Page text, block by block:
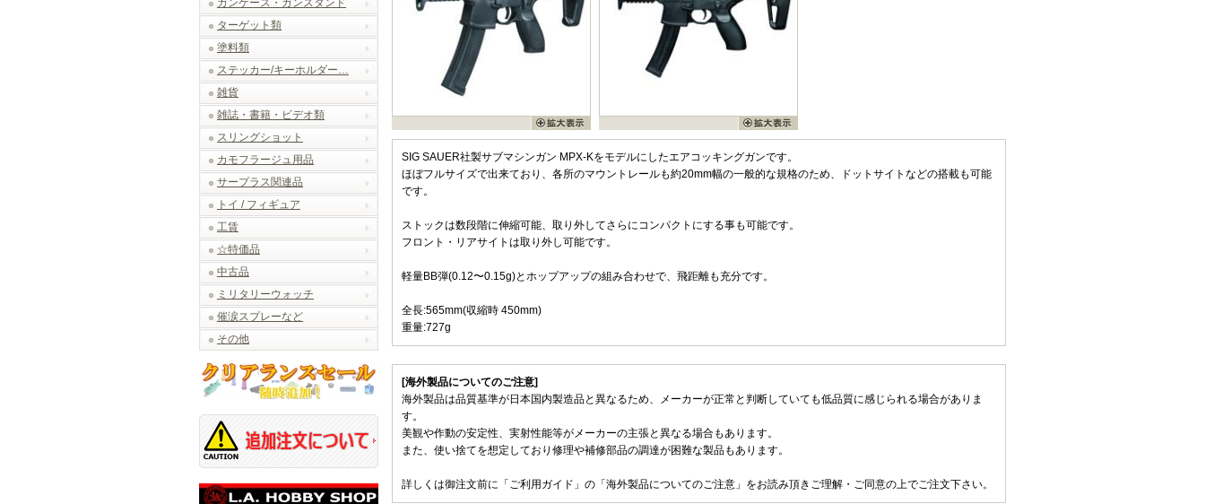
ガンケース・ガンスタンド
ターゲット類
塗料類
ステッカー/キーホルダー…
雑貨
雑誌・書籍・ビデオ類
スリングショット
カモフラージュ用品
サープラス関連品
トイ / フィギュア
工賃
☆特価品
中古品
ミリタリーウォッチ
催涙スプレーなど
その他
SIG SAUER社製サブマシンガン MPX-Kをモデルにしたエアコッキングガンです。
ほぼフルサイズで出来ており、各所のマウントレールも約20mm幅の一般的な規格のため、ドットサイトなどの搭載も可能
です。
ストックは数段階に伸縮可能、取り外してさらにコンパクトにする事も可能です。
フロント・リアサイトは取り外し可能です。
軽量BB弾(0.12〜0.15g)とホップアップの組み合わせで、飛距離も充分です。
全長:565mm(収縮時 450mm)
重量:727g
[海外製品についてのご注意]
海外製品は品質基準が日本国内製造品と異なるため、メーカーが正常と判断していても低品質に感じられる場合がありま
す。
美観や作動の安定性、実射性能等がメーカーの主張と異なる場合もあります。
また、使い捨てを想定しており修理や補修部品の調達が困難な製品もあります。
詳しくは御注文前に「ご利用ガイド」の「海外製品についてのご注意」をお読み頂きご理解・ご同意の上でご注文下さい。